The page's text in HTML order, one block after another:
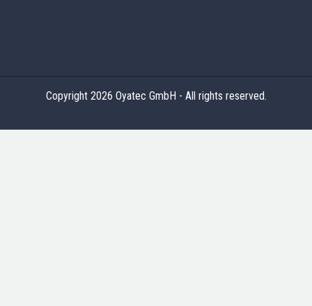
Copyright 2026 Oyatec GmbH - All rights reserved.